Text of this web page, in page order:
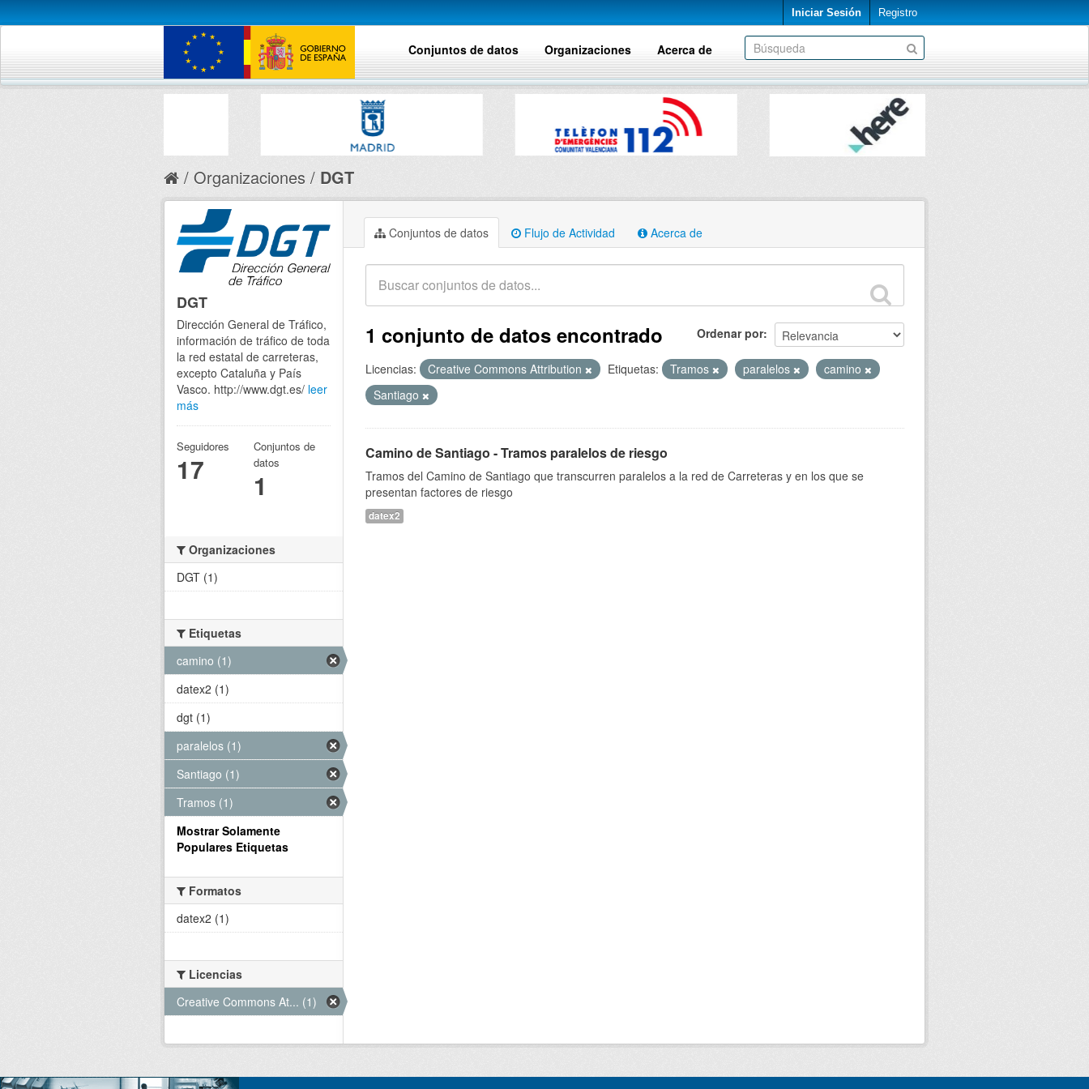
Iniciar Sesión Registro
Conjuntos de datos Organizaciones Acerca de
Organizaciones DGT
Conjuntos de datos Flujo de Actividad Acerca de
Ordenar por
1 conjunto de datos encontrado
Licencias: Creative Commons Attribution Etiquetas: Tramos paralelos
camino
Santiago
Camino de Santiago - Tramos paralelos de riesgo
Tramos del Camino de Santiago que transcurren paralelos a la red de Carreteras y en los que se
presentan factores de riesgo
datex2
DGT
Dirección General de Tráfico,
información de tráfico de toda
la red estatal de carreteras,
excepto Cataluña y País
Vasco. http://www.dgt.es/ leer
más
Seguidores
17
Conjuntos de
datos
1
Organizaciones
DGT (1)
Etiquetas
camino (1)
datex2 (1)
dgt (1)
paralelos (1)
Santiago (1)
Tramos (1)
Mostrar Solamente
Populares Etiquetas
Formatos
datex2 (1)
Licencias
Creative Commons At... (1)